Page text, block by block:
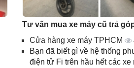
Tư vấn mua xe máy cũ trả
Cửa hàng xe máy TPHCM
Bạn đã biết gì về hệ thống
điện tử Fi trên hầu hết các xe